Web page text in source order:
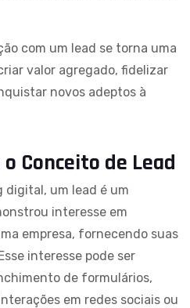
com um lead se torna uma
valor agregado, fidelizar
novos adeptos à
Conceito de Lead
digital, um lead é um
interesse em
empresa, fornecendo suas
interesse pode ser
de formulários,
em redes sociais ou